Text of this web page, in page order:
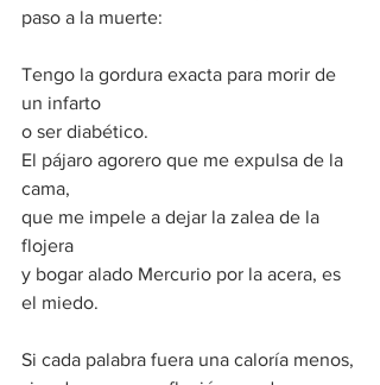
paso a la muerte:
Tengo la gordura exacta para morir de
un infarto
o ser diabético.
El pájaro agorero que me expulsa de la
cama,
que me impele a dejar la zalea de la
flojera
y bogar alado Mercurio por la acera, es
el miedo.
Si cada palabra fuera una caloría menos,